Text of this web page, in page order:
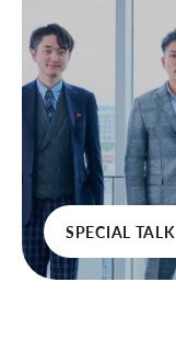
SPECIAL TALK